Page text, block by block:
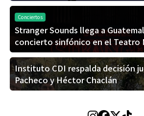
Conciertos
Stranger Sounds llega a
concierto sinfónico en el Teatro
Instituto CDI respalda decisión
Pacheco y Héctor Chaclán